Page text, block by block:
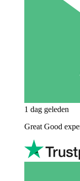
1 dag geleden
Great Good